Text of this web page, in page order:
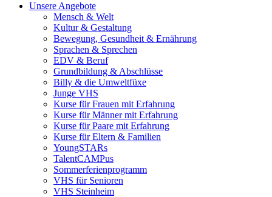
Unsere Angebote
Mensch & Welt
Kultur & Gestaltung
Bewegung, Gesundheit & Ernährung
Sprachen & Sprechen
EDV & Beruf
Grundbildung & Abschlüsse
Billy & die Umweltfüxe
Junge VHS
Kurse für Frauen mit Erfahrung
Kurse für Männer mit Erfahrung
Kurse für Paare mit Erfahrung
Kurse für Eltern & Familien
YoungSTARs
TalentCAMPus
Sommerferienprogramm
VHS für Senioren
VHS Steinheim